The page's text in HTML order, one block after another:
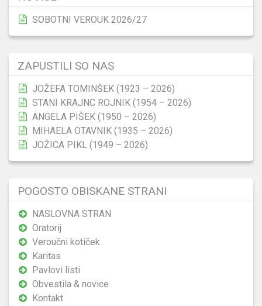
SOBOTNI VEROUK 2026/27
ZAPUSTILI SO NAS
JOŽEFA TOMINŠEK (1923 – 2026)
STANI KRAJNC ROJNIK (1954 – 2026)
ANGELA PIŠEK (1950 – 2026)
MIHAELA OTAVNIK (1935 – 2026)
JOŽICA PIKL (1949 – 2026)
POGOSTO OBISKANE STRANI
NASLOVNA STRAN
Oratorij
Veroučni kotiček
Karitas
Pavlovi listi
Obvestila & novice
Kontakt